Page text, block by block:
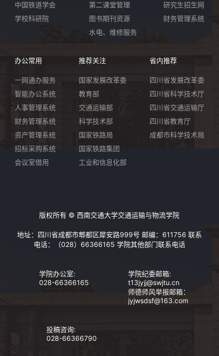
中国铁道学会
学校科研院
第二课堂管理
图书期刊资源
水电、维修服务
研究生招生网
财务管理系统
办公常用
一网通办服务
智能办公系统
人事管理系统
财务管理系统
资产管理系统
招标采购系统
会议室借用
推荐关注
国家发展改革委
教育部
交通运输部
科学技术部
国家铁路局
国家铁路集团
工业和信息化部
省内推荐
四川省发展改革委
四川省科学技术厅
四川省交通运输厅
四川省教育厅
成都市科学技术局
版权所有 © 西南交通大学交通运输与物流学院
地址：四川省成都市郫都区犀安路999号 邮编：611756 联系
电话：（028）66366165 学院其他部门联系电话
学院办公室:
028-66366165
学院纪委邮箱:
t13jyjj@swjtu.cn
师德师风举报邮箱：
jyjwsdsf@163.com
投稿咨询:
028-66366790